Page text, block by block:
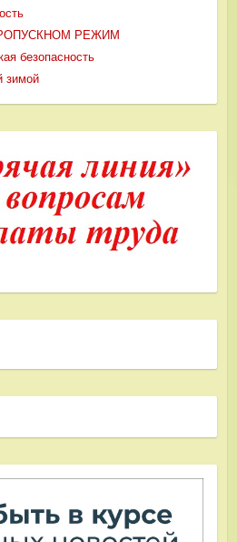
РЕЖИМ
безопасность
зимой